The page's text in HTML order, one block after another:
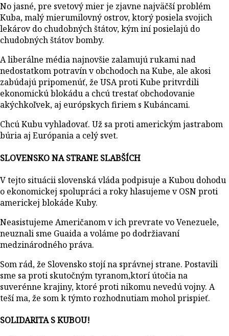
No jasné, pre svetový mier je zjavne najväčší problém
Kuba, malý mierumilovný ostrov, ktorý posiela svojich
lekárov do chudobných štátov, kým iní posielajú do
chudobných štátov bomby.
A liberálne média najnovšie zalamujú rukami nad
nedostatkom potravín v obchodoch na Kube, ale akosi
zabúdajú pripomenúť, že USA proti Kube pritvrdili
ekonomickú blokádu a chcú trestať obchodovanie
akýchkoľvek, aj európskych firiem s Kubáncami.
Chcú Kubu vyhladovať. Už sa proti americkým jastrabom
búria aj Európania a celý svet.
SLOVENSKO NA STRANE SLABŠÍCH
V tejto situácii slovenská vláda podpisuje a Kubou dohodu
o ekonomickej spolupráci a roky hlasujeme v OSN proti
americkej blokáde Kuby.
Neasistujeme Američanom v ich prevrate vo Venezuele,
neuznali sme Guaida a voláme po dodržiavaní
medzinárodného práva.
Som rád, že Slovensko stojí na správnej strane. Postavili
sme sa proti skutočným tyranom,ktorí útočia na
suverénne krajiny, ktoré proti nikomu nevedú vojny. A
teší ma, že som k týmto rozhodnutiam mohol prispieť.
SOLIDARITA S KUBOU!